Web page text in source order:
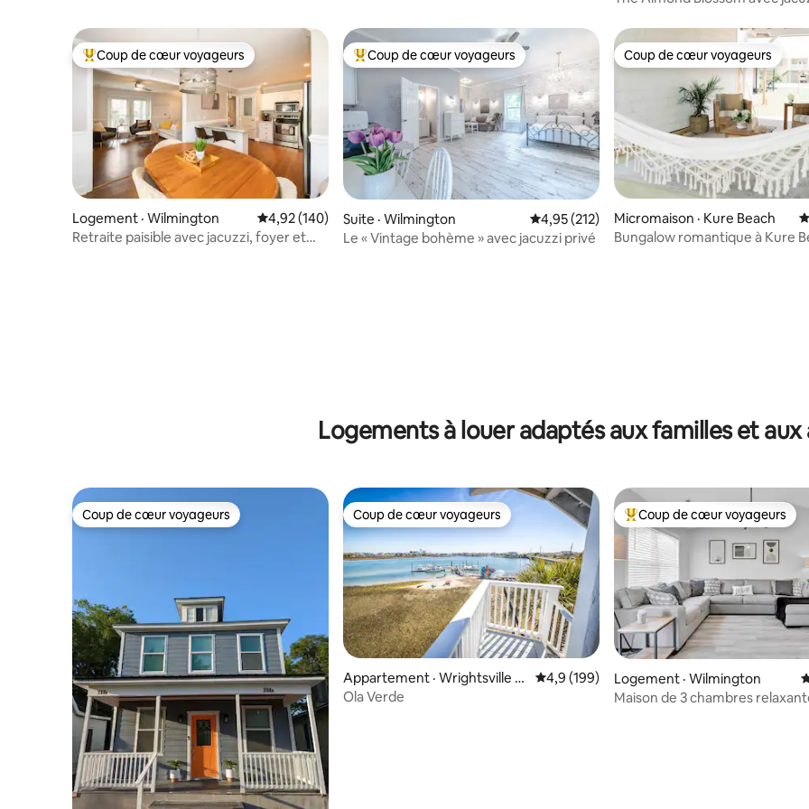
Coup de cœur voyageurs parmi les plus aimés
Coup de cœur voyageurs
Logement · Wilmington Note moyenne de 4,92 sur 5, 140 commentaires
4,92 (140)
Retraite paisible avec jacuzzi, foyer et
Coup de cœur voyageurs parmi les plus aimés
Coup de cœur voyageurs
Suite · Wilmington Note moyenne de 4,95 sur 5, 212
4,95 (212)
Le « Vintage bohème » avec jacuzzi privé
Coup de cœur voyageurs
Coup de cœur voyageurs
Micromaison · Kure Beach
Bungalow romantique à Kure
Logements à louer adaptés aux familles et aux
Coup de cœur voyageurs
Coup de cœur voyageurs Coup de cœur voyageurs
Coup de cœur voyageurs
Appartement · Wrightsville B
each
Note moyenne de 4,9 sur 5, 199
4,9 (199)
Ola Verde
Coup de cœur voyageurs
Coup de cœur voyageurs
Logement · Wilmington
Maison de 3 chambres